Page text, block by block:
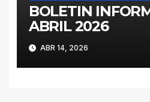
BOLETIN
ABRIL 2026
ABR 14, 2026